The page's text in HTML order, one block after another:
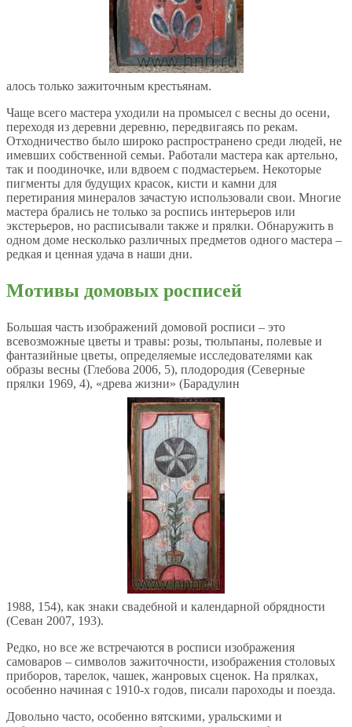
алось только зажиточным крестьянам.
Чаще всего мастера уходили на промысел с весны до осени,
переходя из деревни деревню, передвигаясь по рекам.
Отходничество было широко распространено среди людей, не
имевших собственной семьи. Работали мастера как артельно,
так и поодиночке, или вдвоем с подмастерьем. Некоторые
пигменты для будущих красок, кисти и камни для
перетирания минералов зачастую использовали свои. Многие
мастера брались не только за роспись интерьеров или
экстерьеров, но расписывали также и прялки. Обнаружить в
одном доме несколько различных предметов одного мастера –
редкая и ценная удача в наши дни.
Мотивы домовых росписей
Большая часть изображений домовой росписи – это
всевозможные цветы и травы: розы, тюльпаны, полевые и
фантазийные цветы, определяемые исследователями как
образы весны (Глебова 2006, 5), плодородия (Северные
прялки 1969, 4), «древа жизни» (Барадулин
1988, 154), как знаки свадебной и календарной обрядности
(Севан 2007, 193).
Редко, но все же встречаются в росписи изображения
самоваров – символов зажиточности, изображения столовых
приборов, тарелок, чашек, жанровых сценок. На прялках,
особенно начиная с 1910-х годов, писали пароходы и поезда.
Довольно часто, особенно вятскими, уральскими и